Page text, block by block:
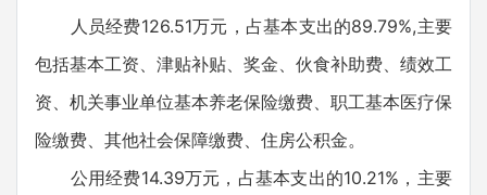
人员经费126.51万元，占基本支出的89.79%,主要
包括基本工资、津贴补贴、奖金、伙食补助费、绩效工
资、机关事业单位基本养老保险缴费、职工基本医疗保
险缴费、其他社会保障缴费、住房公积金。
公用经费14.39万元，占基本支出的10.21%，主要